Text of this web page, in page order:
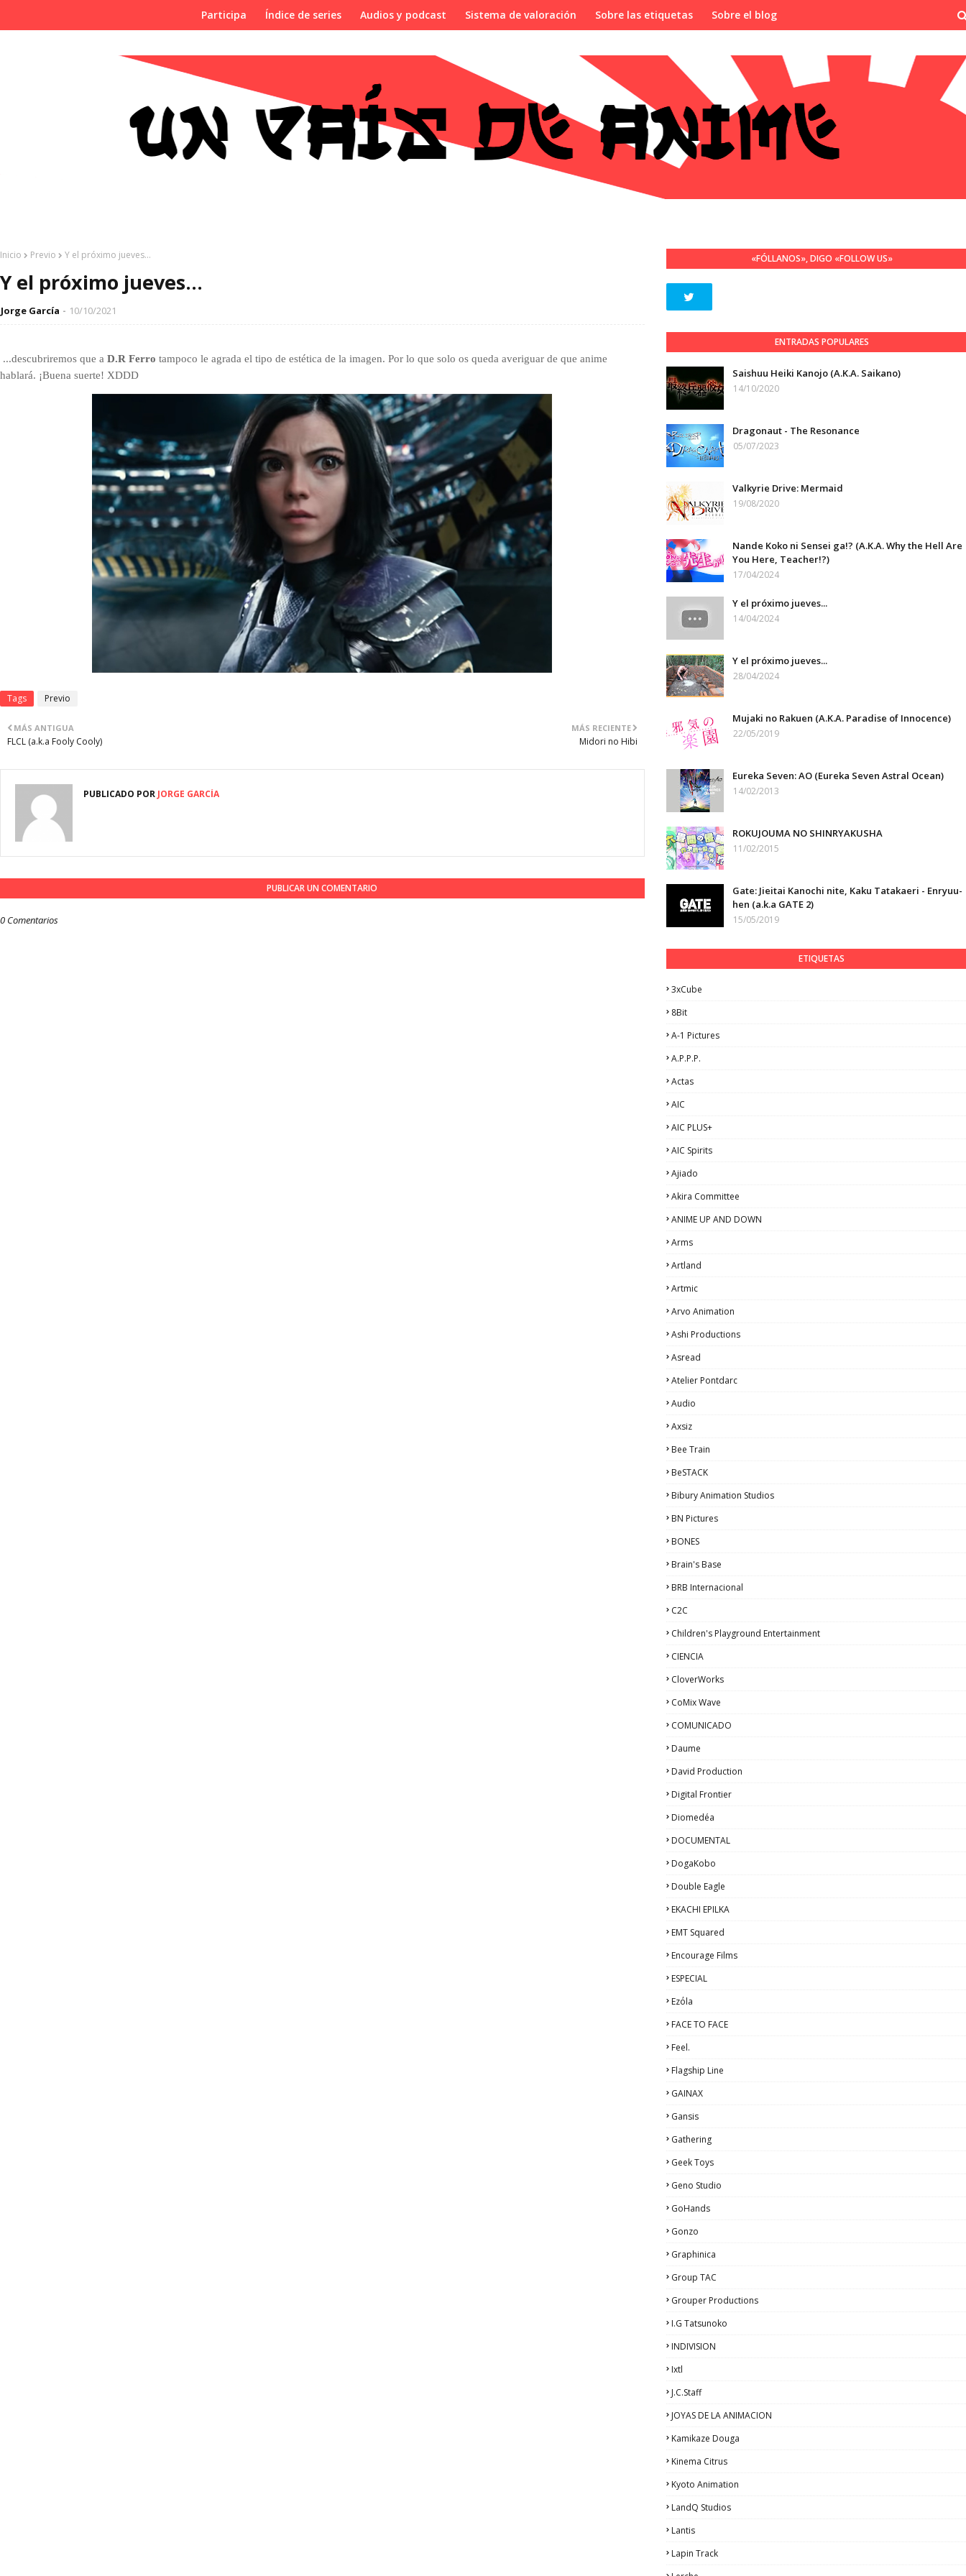
Participa Índice de series Audios y podcast Sistema de valoración Sobre las etiquetas Sobre el blog
Inicio Previo Y el próximo jueves...
Y el próximo jueves...
Jorge García 10/10/2021
...descubriremos que a D.R Ferro tampoco le agrada el tipo de estética de la imagen. Por lo que solo os queda averiguar de que anime
hablará. ¡Buena suerte! XDDD
Tags Previo
MÁS RECIENTE
Midori no Hibi
MÁS ANTIGUA
FLCL (a.k.a Fooly Cooly)
PUBLICADO POR JORGE GARCÍA
PUBLICAR UN COMENTARIO
0 Comentarios
«FÓLLANOS», DIGO «FOLLOW US»
ENTRADAS POPULARES
Saishuu Heiki Kanojo (A.K.A. Saikano)
14/10/2020
Dragonaut - The Resonance
05/07/2023
Valkyrie Drive: Mermaid
19/08/2020
Nande Koko ni Sensei ga!? (A.K.A. Why the Hell Are
You Here, Teacher!?)
17/04/2024
Y el próximo jueves...
14/04/2024
Y el próximo jueves...
28/04/2024
Mujaki no Rakuen (A.K.A. Paradise of Innocence)
22/05/2019
Eureka Seven: AO (Eureka Seven Astral Ocean)
14/02/2013
ROKUJOUMA NO SHINRYAKUSHA
11/02/2015
Gate: Jieitai Kanochi nite, Kaku Tatakaeri - Enryuu-
hen (a.k.a GATE 2)
15/05/2019
ETIQUETAS
3xCube
8Bit
A-1 Pictures
A.P.P.P.
Actas
AIC
AIC PLUS+
AIC Spirits
Ajiado
Akira Committee
ANIME UP AND DOWN
Arms
Artland
Artmic
Arvo Animation
Ashi Productions
Asread
Atelier Pontdarc
Audio
Axsiz
Bee Train
BeSTACK
Bibury Animation Studios
BN Pictures
BONES
Brain's Base
BRB Internacional
C2C
Children's Playground Entertainment
CIENCIA
CloverWorks
CoMix Wave
COMUNICADO
Daume
David Production
Digital Frontier
Diomedéa
DOCUMENTAL
DogaKobo
Double Eagle
EKACHI EPILKA
EMT Squared
Encourage Films
ESPECIAL
Ezόla
FACE TO FACE
Feel.
Flagship Line
GAINAX
Gansis
Gathering
Geek Toys
Geno Studio
GoHands
Gonzo
Graphinica
Group TAC
Grouper Productions
I.G Tatsunoko
INDIVISION
Ixtl
J.C.Staff
JOYAS DE LA ANIMACION
Kamikaze Douga
Kinema Citrus
Kyoto Animation
LandQ Studios
Lantis
Lapin Track